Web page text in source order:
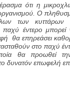
ότι η
Ο
των κυττάρων
παχύ έντερο
θα επηρεάσει
στο παχύ
θα προωθεί
δυνατόν επωφελή